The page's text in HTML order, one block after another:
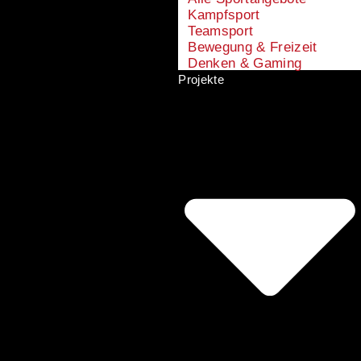
Kampfsport
Teamsport
Bewegung & Freizeit
Denken & Gaming
Projekte